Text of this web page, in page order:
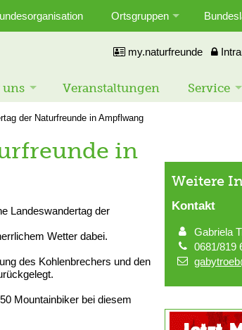
Ortsgruppen
my.naturfreunde
uns Veranstaltungen Service
der Naturfreunde in Ampflwang
in
Landeswandertag der
Wetter dabei.
des Kohlenbrechers und den
Mountainbiker bei diesem
Weitere
Kontakt
Gabriela
0681/819